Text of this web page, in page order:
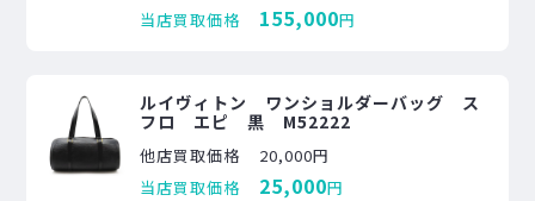
当店買取価格
155,000円
ルイヴィトン ワンショルダーバッグ ス
フロ エピ 黒 M52222
他店買取価格
20,000円
当店買取価格
25,000円